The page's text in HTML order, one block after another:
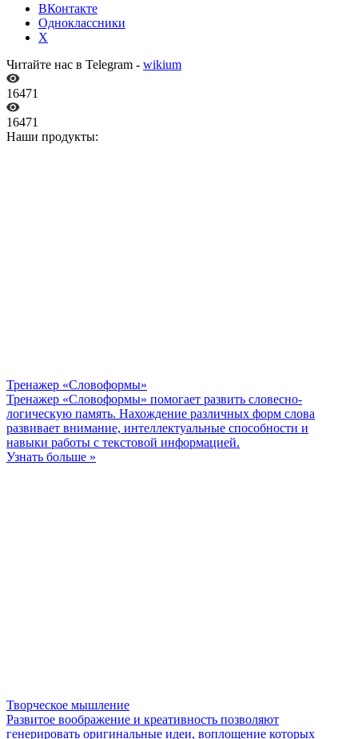
ВКонтакте
Одноклассники
X
Читайте нас в Telegram - wikium
16471
16471
Наши продукты:
Тренажер «Словоформы»
Тренажер «Словоформы» помогает развить словесно-
логическую память. Нахождение различных форм слова
развивает внимание, интеллектуальные способности и
навыки работы с текстовой информацией.
Узнать больше »
Творческое мышление
Развитое воображение и креативность позволяют
генерировать оригинальные идеи, воплощение которых